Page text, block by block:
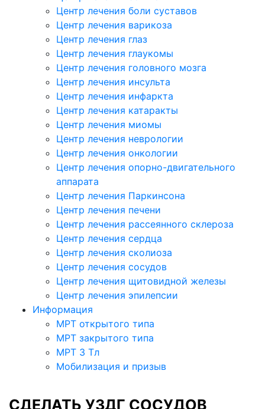
Центр лечения боли суставов
Центр лечения варикоза
Центр лечения глаз
Центр лечения глаукомы
Центр лечения головного мозга
Центр лечения инсульта
Центр лечения инфаркта
Центр лечения катаракты
Центр лечения миомы
Центр лечения неврологии
Центр лечения онкологии
Центр лечения опорно-двигательного
аппарата
Центр лечения Паркинсона
Центр лечения печени
Центр лечения рассеянного склероза
Центр лечения сердца
Центр лечения сколиоза
Центр лечения сосудов
Центр лечения щитовидной железы
Центр лечения эпилепсии
Информация
МРТ открытого типа
МРТ закрытого типа
МРТ 3 Тл
Мобилизация и призыв
СДЕЛАТЬ УЗДГ СОСУДОВ